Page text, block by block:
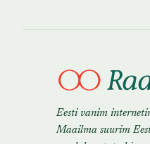
Eesti vanim
Maailma suurim